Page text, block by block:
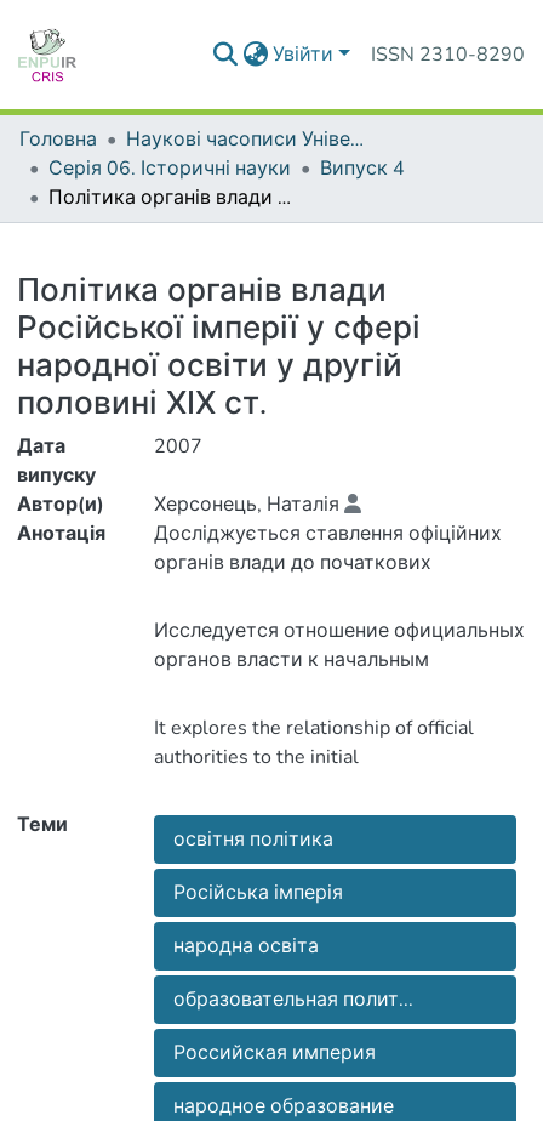
Увійти ISSN 2310-8290
Головна
Наукові часописи Університету
Серія 06. Історичні науки
Випуск 4
Політика органів влади Російської імперії у сфері народної освіти у другій половині ХІХ ст.
Політика органів влади
Російської імперії у сфері
народної освіти у другій
половині ХІХ ст.
Дата
випуску
2007
Автор(и)
Херсонець, Наталія
Анотація
Досліджується ставлення офіційних
навчальних закладів, наводяться
структур у сфері народної освіти
Исследуется отношение официальных
учебным заведениям, приводятся
народного образования
It explores the relationship of official
authorities to the initial
educational institutions, provides
demonstrate the effectiveness of the
Public education
Теми
освітня політика
Російська імперія
народна освіта
образовательная полит...
Российская империя
народное образование